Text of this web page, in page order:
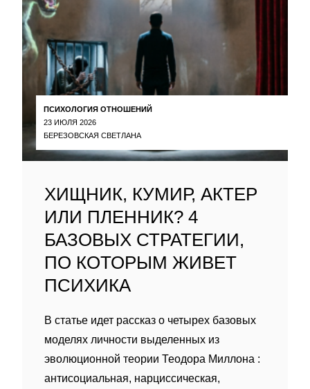
ПСИХОЛОГИЯ ОТНОШЕНИЙ
23 ИЮЛЯ 2026
БЕРЕЗОВСКАЯ СВЕТЛАНА
ХИЩНИК, КУМИР, АКТЕР
ИЛИ ПЛЕННИК? 4
БАЗОВЫХ СТРАТЕГИИ,
ПО КОТОРЫМ ЖИВЕТ
ПСИХИКА
В статье идет рассказ о четырех базовых
моделях личности выделенных из
эволюционной теории Теодора Миллона :
антисоциальная, нарциссическая,